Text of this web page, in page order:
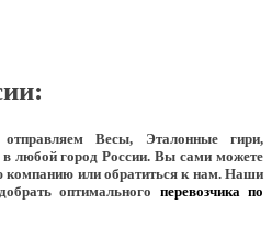
Весы, Эталонные гири,
в любой город России. Вы сами можете
компанию или обратиться к нам. Наши
оптимального перевозчика по